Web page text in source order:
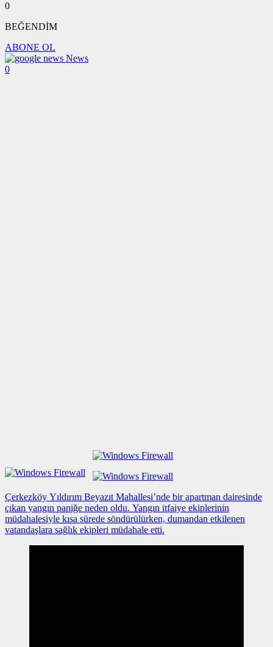
0
BEĞENDİM
ABONE OL
News
0
Çerkezköy Yıldırım Beyazıt Mahallesi’nde bir apartman dairesinde
çıkan yangın paniğe neden oldu. Yangın itfaiye ekiplerinin
müdahalesiyle kısa sürede söndürülürken, dumandan etkilenen
vatandaşlara sağlık ekipleri müdahale etti.